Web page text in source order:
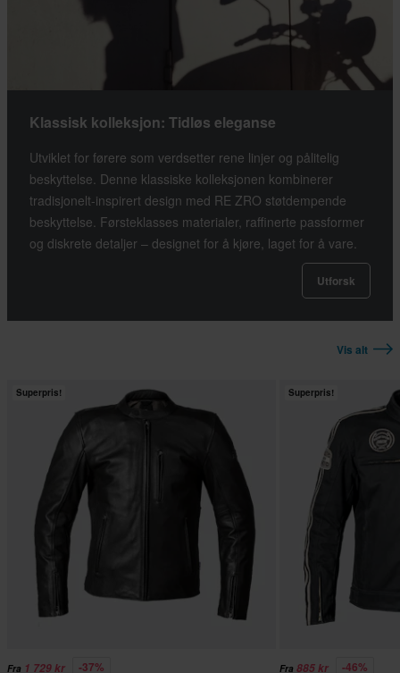
Klassisk kolleksjon: Tidløs eleganse
Utviklet for førere som verdsetter rene linjer og pålitelig
beskyttelse. Denne klassiske kolleksjonen kombinerer
tradisjonelt-inspirert design med RE ZRO støtdempende
beskyttelse. Førsteklasses materialer, raffinerte passformer
og diskrete detaljer – designet for å kjøre, laget for å vare.
Utforsk
Vis alt
Superpris!
Fra 1 729 kr -37%
Superpris!
Fra885 kr -46%